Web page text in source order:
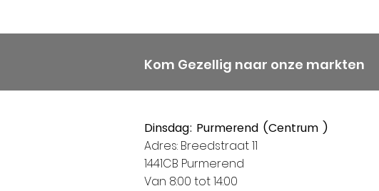
Kom Gezellig naar onze markten
Dinsdag: Purmerend (Centrum )
Adres: Breedstraat 11
1441CB Purmerend
Van 8:00 tot 14:00